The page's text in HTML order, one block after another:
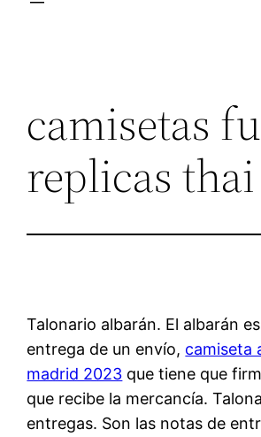
camisetas
replicas thai
Talonario albarán. El albarán
entrega de un envío, camiseta
madrid 2023 que tiene que
que recibe la mercancía.
entregas. Son las notas de